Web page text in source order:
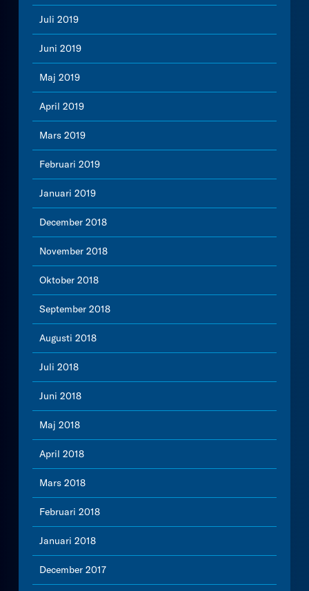
Juli 2019
Juni 2019
Maj 2019
April 2019
Mars 2019
Februari 2019
Januari 2019
December 2018
November 2018
Oktober 2018
September 2018
Augusti 2018
Juli 2018
Juni 2018
Maj 2018
April 2018
Mars 2018
Februari 2018
Januari 2018
December 2017